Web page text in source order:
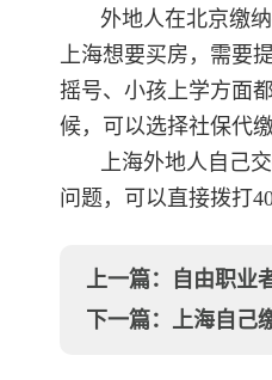
外地人在北京缴
上海想要买房，需要
摇号、小孩上学方面
候，可以选择社保代
上海外地人自己
问题，可以直接拨打
上一篇：
自由职业
下一篇： 上海自己